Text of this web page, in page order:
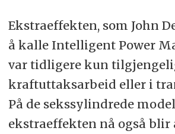
Ekstraeffekten, som John
å kalle Intelligent Power
var tidligere kun
kraftuttaksarbeid eller i
På de sekssylindrede
ekstraeffekten nå også